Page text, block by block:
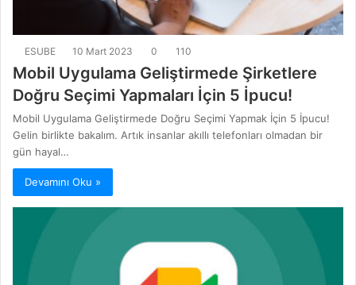
ESUBE 10 Mart 2023 0 110
Mobil Uygulama Geliştirmede Şirketlere
Doğru Seçimi Yapmaları İçin 5 İpucu!
Mobil Uygulama Geliştirmede Doğru Seçimi Yapmak İçin 5 İpucu!
Gelin birlikte bakalım. Artık insanlar akıllı telefonları olmadan bir
gün hayal…
Devamını Oku »